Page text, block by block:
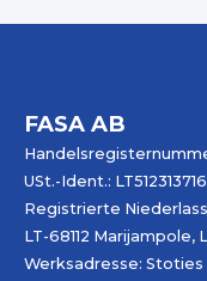
FASA AB
USt.-Ident.:
Registrierte
LT-68112 Marijampole,
Werksadresse: Stoties